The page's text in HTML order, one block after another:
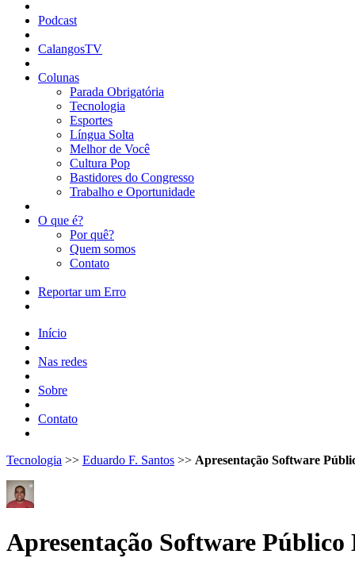
Podcast
CalangosTV
Colunas
Parada Obrigatória
Tecnologia
Esportes
Língua Solta
Melhor de Você
Cultura Pop
Bastidores do Congresso
Trabalho e Oportunidade
O que é?
Por quê?
Quem somos
Contato
Reportar um Erro
Início
Nas redes
Sobre
Contato
Tecnologia >> Eduardo F. Santos >> Apresentação Software
Apresentação Software